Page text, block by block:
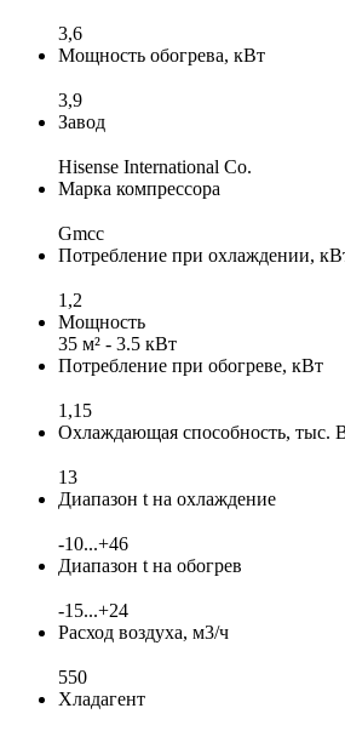
3,6
Мощность обогрева, кВт
3,9
Завод
Hisense International Co.
Марка компрессора
Gmcc
Потребление при охлаждении,
1,2
Мощность
35 м² - 3.5 кВт
Потребление при обогреве, кВт
1,15
Охлаждающая способность, тыс.
13
Диапазон t на охлаждение
-10...+46
Диапазон t на обогрев
-15...+24
Расход воздуха, м3/ч
550
Хладагент